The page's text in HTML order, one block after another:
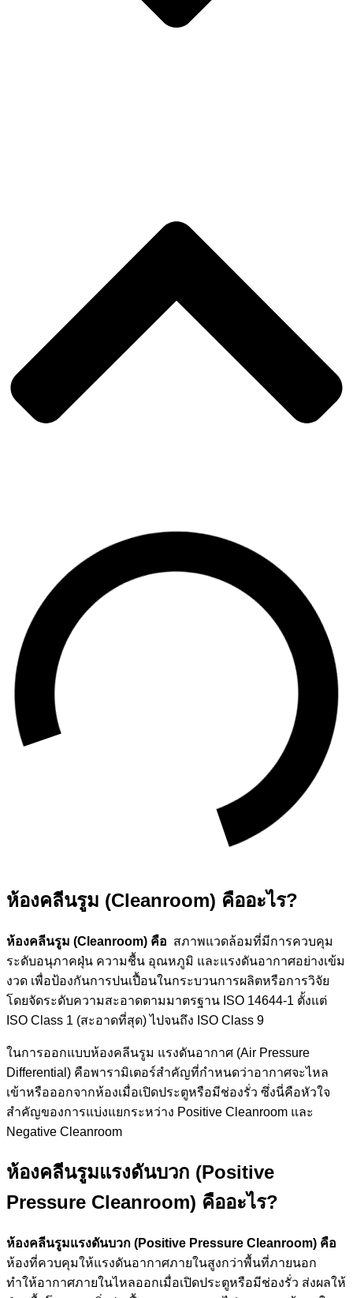
ห้องคลีนรูม (Cleanroom) คืออะไร?
ห้องคลีนรูม (Cleanroom) คือ สภาพแวดล้อมที่มีการควบคุม
ระดับอนุภาคฝุ่น ความชื้น อุณหภูมิ และแรงดันอากาศอย่างเข้ม
งวด เพื่อป้องกันการปนเปื้อนในกระบวนการผลิตหรือการวิจัย
โดยจัดระดับความสะอาดตามมาตรฐาน ISO 14644-1 ตั้งแต่
ISO Class 1 (สะอาดที่สุด) ไปจนถึง ISO Class 9
ในการออกแบบห้องคลีนรูม แรงดันอากาศ (Air Pressure
Differential) คือพารามิเตอร์สำคัญที่กำหนดว่าอากาศจะไหล
เข้าหรือออกจากห้องเมื่อเปิดประตูหรือมีช่องรั่ว ซึ่งนี่คือหัวใจ
สำคัญของการแบ่งแยกระหว่าง Positive Cleanroom และ
Negative Cleanroom
ห้องคลีนรูมแรงดันบวก (Positive
Pressure Cleanroom) คืออะไร?
ห้องคลีนรูมแรงดันบวก (Positive Pressure Cleanroom) คือ
ห้องที่ควบคุมให้แรงดันอากาศภายในสูงกว่าพื้นที่ภายนอก
ทำให้อากาศภายในไหลออกเมื่อเปิดประตูหรือมีช่องรั่ว ส่งผลให้